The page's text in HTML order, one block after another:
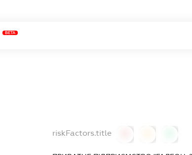
BETA
riskFactors.title